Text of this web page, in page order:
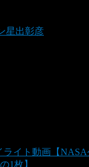
星出彰彦
イト動画【NASA
1枚】